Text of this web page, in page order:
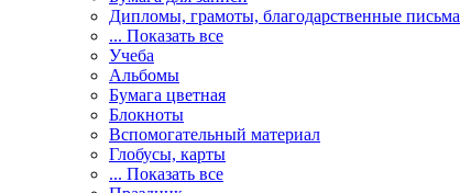
Дипломы, грамоты, благодарственные письма
... Показать все
Учеба
Альбомы
Бумага цветная
Блокноты
Вспомогательный материал
Глобусы, карты
... Показать все